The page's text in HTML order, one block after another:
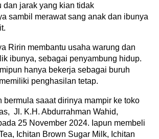
dan jarak yang kian tidak
sambil merawat sang anak dan ibunya
Ririn membantu usaha warung dan
ibunya, sebagai penyambung hidup.
hanya bekerja sebagai buruh
penghasilan tetap.
bermula saaat dirinya mampir ke toko
Jl. K.H. Abdurrahman Wahid,
25 November 2024. Iapun membeli
Ichitan Brown Sugar Milk, Ichitan